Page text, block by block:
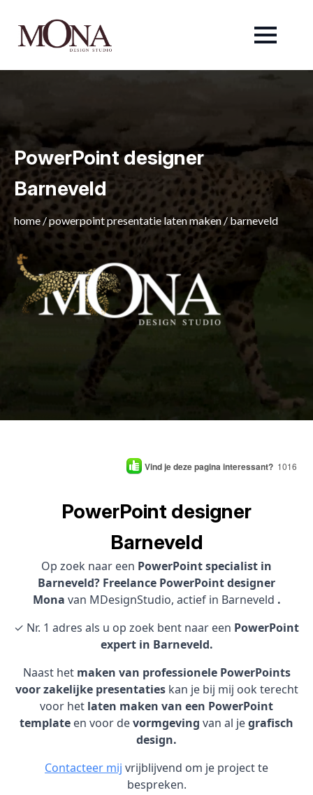
PowerPoint designer
Barneveld
home /powerpoint presentatie laten maken/ barneveld
Vind je deze pagina interessant? 1016
PowerPoint designer
Barneveld
Op zoek naar een PowerPoint specialist in
Barneveld? Freelance PowerPoint designer
Mona van MDesignStudio, actief in Barneveld .
✓ Nr. 1 adres als u op zoek bent naar een PowerPoint
expert in Barneveld.
Naast het maken van professionele PowerPoints
voor zakelijke presentatieskan je bij mij ook terecht
voor het laten maken van een PowerPoint
template en voor devormgeving van al jegrafisch
design.
Contacteer mij vrijblijvend om je project te
bespreken.